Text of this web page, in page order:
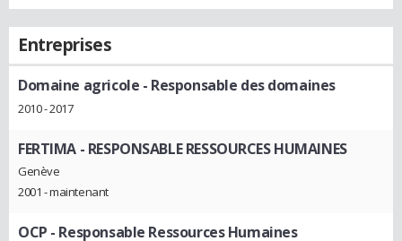
Entreprises
Domaine agricole - Responsable des domaines
2010 - 2017
FERTIMA - RESPONSABLE RESSOURCES HUMAINES
Genève
2001 - maintenant
OCP - Responsable Ressources Humaines